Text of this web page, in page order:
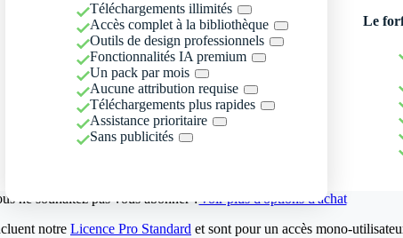
Téléchargements illimités
Accès complet à la bibliothèque
Outils de design professionnels
Fonctionnalités IA premium
Un pack par mois
Aucune attribution requise
Téléchargements plus rapides
Assistance prioritaire
Sans publicités
Le
ne souhaitez pas vous abonner ?Voir plus d'options d'achat
notre Licence Pro Standard et sont pour un accès mono-